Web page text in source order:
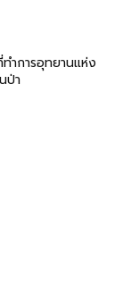
ำการอุทยานแห่ง
ป่า